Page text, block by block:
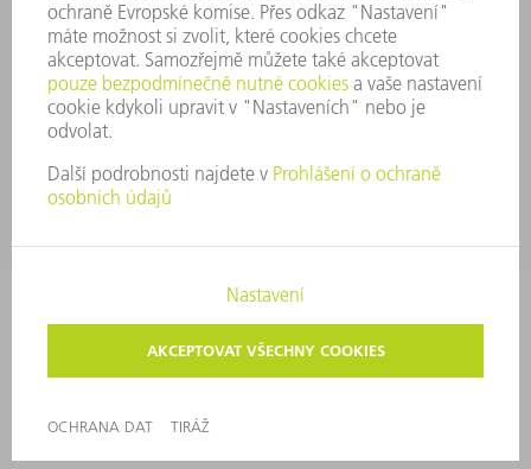
MAGAZÍN
UDRŽITELNOST
ŽIVOTNÍ PROSTŘEDÍ & KLIMA
SOCIÁLNÍ TÉMA & SPOLEČNOST
VEDENÍ FIRMY
OCHRANA DAT
AUTORSKÉ A ZNÁMKOVÉ PRÁVO
VOP TRUMPF PRAHA
NASTAVENÍ SOUKROMÍ